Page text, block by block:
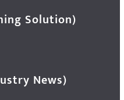
Solution)
News)